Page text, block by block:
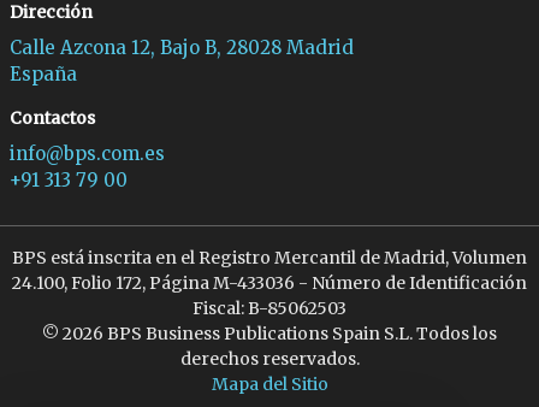
Dirección
Calle Azcona 12, Bajo B, 28028 Madrid
España
Contactos
info@bps.com.es
+91 313 79 00
BPS está inscrita en el Registro Mercantil de Madrid, Volumen
24.100, Folio 172, Página M-433036 - Número de Identificación
Fiscal: B-85062503
© 2026 BPS Business Publications Spain S.L. Todos los
derechos reservados.
Mapa del Sitio